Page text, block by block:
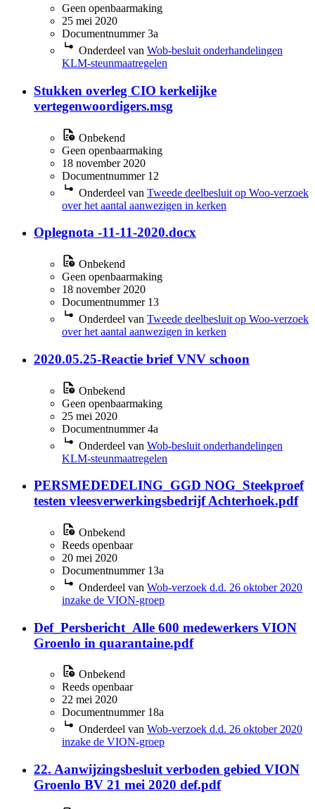
Geen openbaarmaking
25 mei 2020
Documentnummer 3a
Onderdeel van Wob-besluit onderhandelingen
KLM-steunmaatregelen
Stukken overleg CIO kerkelijke
vertegenwoordigers.msg
Onbekend
Geen openbaarmaking
18 november 2020
Documentnummer 12
Onderdeel van Tweede deelbesluit op Woo-verzoek
over het aantal aanwezigen in kerken
Oplegnota -11-11-2020.docx
Onbekend
Geen openbaarmaking
18 november 2020
Documentnummer 13
Onderdeel van Tweede deelbesluit op Woo-verzoek
over het aantal aanwezigen in kerken
2020.05.25-Reactie brief VNV schoon
Onbekend
Geen openbaarmaking
25 mei 2020
Documentnummer 4a
Onderdeel van Wob-besluit onderhandelingen
KLM-steunmaatregelen
PERSMEDEDELING_GGD NOG_Steekproef
testen vleesverwerkingsbedrijf Achterhoek.pdf
Onbekend
Reeds openbaar
20 mei 2020
Documentnummer 13a
Onderdeel van Wob-verzoek d.d. 26 oktober 2020
inzake de VION-groep
Def_Persbericht_Alle 600 medewerkers VION
Groenlo in quarantaine.pdf
Onbekend
Reeds openbaar
22 mei 2020
Documentnummer 18a
Onderdeel van Wob-verzoek d.d. 26 oktober 2020
inzake de VION-groep
22. Aanwijzingsbesluit verboden gebied VION
Groenlo BV 21 mei 2020 def.pdf